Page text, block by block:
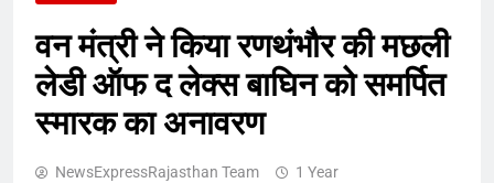
वन मंत्री ने किया रणथंभौर की मछली
लेडी ऑफ द लेक्स बाघिन को समर्पित
स्मारक का अनावरण
NewsExpressRajasthan Team
1 Year